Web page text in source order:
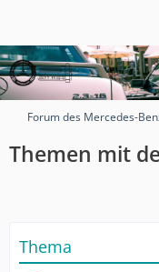
Forum des Mercedes-
Themen mit
Thema